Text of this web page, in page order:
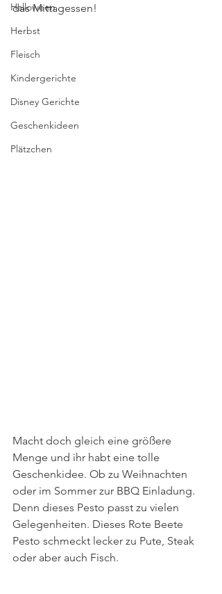
Halloween
Herbst
Fleisch
Kindergerichte
Disney Gerichte
Geschenkideen
Plätzchen
das Mittagessen!
Macht doch gleich eine größere
Menge und ihr habt eine tolle
Geschenkidee. Ob zu Weihnachten
oder im Sommer zur BBQ Einladung.
Denn dieses Pesto passt zu vielen
Gelegenheiten. Dieses Rote Beete
Pesto schmeckt lecker zu Pute, Steak
oder aber auch Fisch.